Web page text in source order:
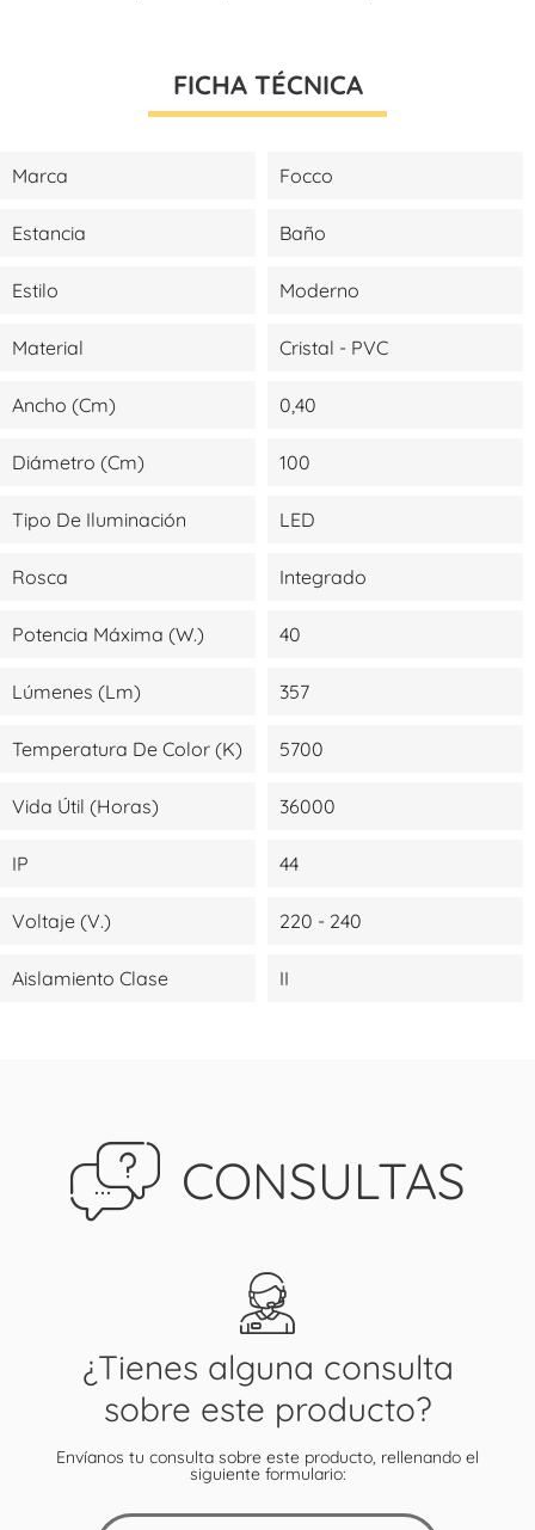
FICHA TÉCNICA
Marca Focco
Estancia Baño
Estilo Moderno
Material Cristal - PVC
Ancho (cm) 0,40
Diámetro (cm) 100
Tipo De Iluminación LED
Rosca Integrado
Potencia Máxima (W.) 40
Lúmenes (lm) 357
Temperatura De Color (K) 5700
Vida Útil (Horas) 36000
IP 44
Voltaje (V.) 220 - 240
Aislamiento Clase II
CONSULTAS
¿Tienes alguna consulta
sobre este producto?
Envíanos tu consulta sobre este producto, rellenando el
siguiente formulario: